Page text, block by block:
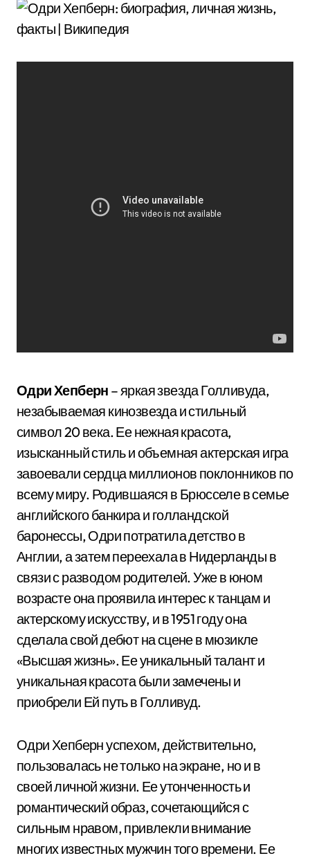
Одри Хепберн – яркая звезда Голливуда,
незабываемая кинозвезда и стильный
символ 20 века. Ее нежная красота,
изысканный стиль и объемная актерская игра
завоевали сердца миллионов поклонников по
всему миру. Родившаяся в Брюсселе в семье
английского банкира и голландской
баронессы, Одри потратила детство в
Англии, а затем переехала в Нидерланды в
связи с разводом родителей. Уже в юном
возрасте она проявила интерес к танцам и
актерскому искусству, и в 1951 году она
сделала свой дебют на сцене в мюзикле
«Высшая жизнь». Ее уникальный талант и
уникальная красота были замечены и
приобрели Ей путь в Голливуд.
Одри Хепберн успехом, действительно,
пользовалась не только на экране, но и в
своей личной жизни. Ее утонченность и
романтический образ, сочетающийся с
сильным нравом, привлекли внимание
многих известных мужчин того времени. Ее